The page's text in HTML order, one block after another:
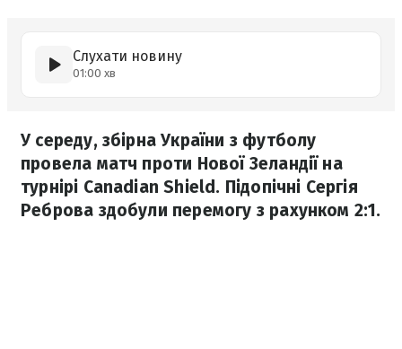
Слухати новину
01:00 хв
У середу, збірна України з футболу
провела матч проти Нової Зеландії на
турнірі Canadian Shield. Підопічні Сергія
Реброва здобули перемогу з рахунком 2:1.